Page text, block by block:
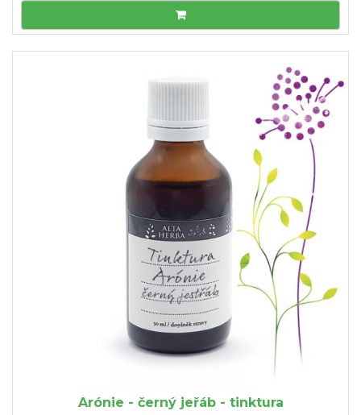
Arónie - černý jeřáb - tinktura